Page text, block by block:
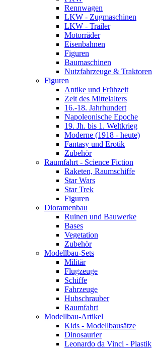
Rennwagen
LKW - Zugmaschinen
LKW - Trailer
Motorräder
Eisenbahnen
Figuren
Baumaschinen
Nutzfahrzeuge & Traktoren
Figuren
Antike und Frühzeit
Zeit des Mittelalters
16.-18. Jahrhundert
Napoleonische Epoche
19. Jh. bis 1. Weltkrieg
Moderne (1918 - heute)
Fantasy und Erotik
Zubehör
Raumfahrt - Science Fiction
Raketen, Raumschiffe
Star Wars
Star Trek
Figuren
Dioramenbau
Ruinen und Bauwerke
Bases
Vegetation
Zubehör
Modellbau-Sets
Militär
Flugzeuge
Schiffe
Fahrzeuge
Hubschrauber
Raumfahrt
Modellbau-Artikel
Kids - Modellbausätze
Dinosaurier
Leonardo da Vinci - Plastik